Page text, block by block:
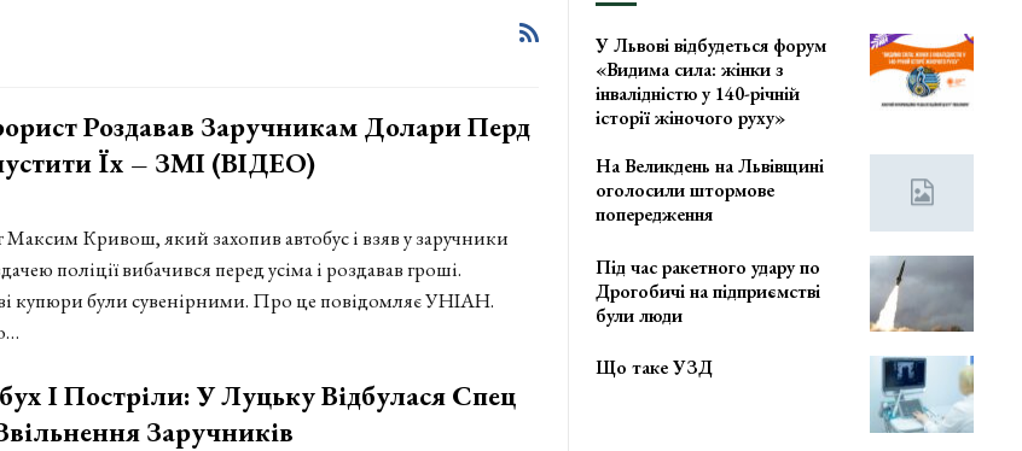
Роздавав Заручникам Долари Перд
Їх – ЗМІ (ВІДЕО)
Кривош, який захопив автобус і взяв у заручники
поліції вибачився перед усіма і роздавав гроші.
купюри були сувенірними. Про це повідомляє УНІАН.
І Постріли: У Луцьку Відбулася Спец
Заручників
У Львові відбудеться форум
«Видима сила: жінки з
інвалідністю у 140-річній
історії жіночого руху»
На Великдень на Львівщині
оголосили штормове
попередження
Під час ракетного удару по
Дрогобичі на підприємстві
були люди
Що таке УЗД